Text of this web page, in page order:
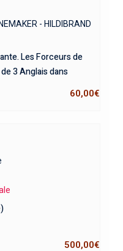
- HILDIBRAND
Les Forceurs de
3 Anglais dans
60,00€
500,00€